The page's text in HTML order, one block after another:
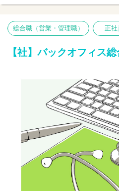
□頑張り次第で役職や昇給UP
□社会貢献度が高い介護・医療福祉
□DX化で残業削減の取り組み実施中
総合職（営業・管理職） 正社
【社】バックオフィス